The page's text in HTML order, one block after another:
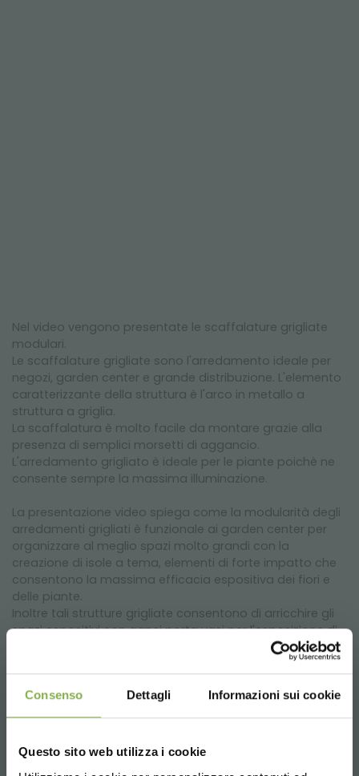
Consenso Dettagli Informazioni sui cookie
Questo sito web utilizza i cookie
Nel video vengono presentate le scaffalature grigliate
modulari.
Le scaffalature grigliate sono l'arredamento ideale per
negozi, garden center e grande distribuzione. L'elemento
caratterizzante della struttura è l'arco in metallo a
struttura a griglia.
La scaffalatura è molto facile da montare grazie alla
presenza di semplici morsetti di aggancio.
L'arredamento grigliato è ideale per le piante poichè ne
consente sempre la massima illuminazione.
La presentazione video spiega come la modularità degli
arredamenti grigliati è funzionale ai garden center per
organizzare al meglio spazi molto grandi con la
creazione di isole a tema, elementi di forte impatto che
consentono la massima efficacia espositiva dei fiori e
delle piante.
Inoltre tali strutture grigliate consentono di arricchire gli
spazi espositivi con ganci porta vasi per l'esposizione di
fiori di seta, fiori recisi e composizioni floreali in genere.
Tag: arredamento per garden center